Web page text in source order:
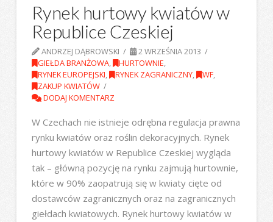
Rynek hurtowy kwiatów w
Republice Czeskiej
ANDRZEJ DĄBROWSKI
2 WRZEŚNIA 2013
GIEŁDA BRANŻOWA, HURTOWNIE,
RYNEK EUROPEJSKI, RYNEK ZAGRANICZNY, WF,
ZAKUP KWIATÓW
DODAJ KOMENTARZ
W Czechach nie istnieje odrębna regulacja prawna
rynku kwiatów oraz roślin dekoracyjnych. Rynek
hurtowy kwiatów w Republice Czeskiej wygląda
tak – główną pozycję na rynku zajmują hurtownie,
które w 90% zaopatrują się w kwiaty cięte od
dostawców zagranicznych oraz na zagranicznych
giełdach kwiatowych. Rynek hurtowy kwiatów w